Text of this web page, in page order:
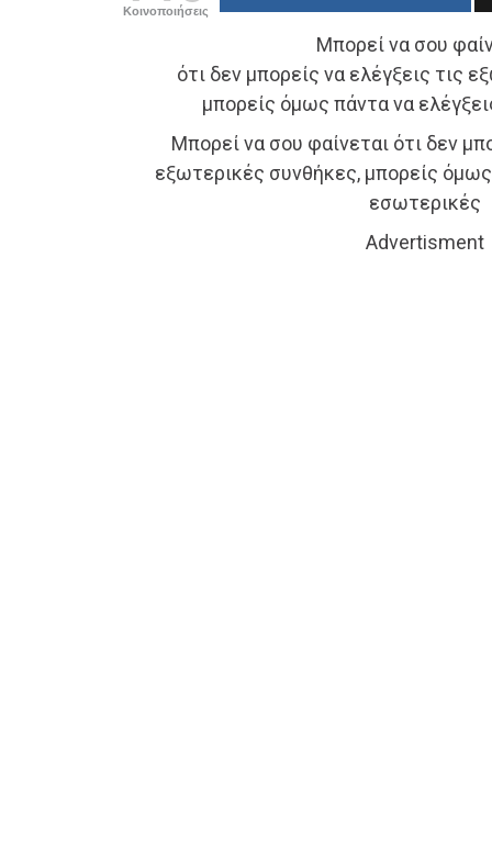
Κοινοποιήσεις
Μπορεί να σου
ότι δεν μπορείς να ελέγξεις τις
μπορείς όμως πάντα να
Μπορεί να σου φαίνεται ότι δεν
εξωτερικές συνθήκες, μπορείς όμως
εσωτερικές
Advertisment